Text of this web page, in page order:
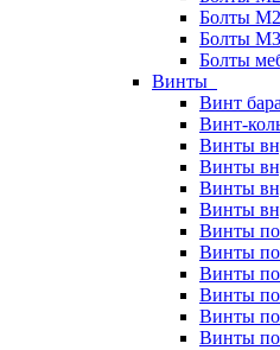
Болты
Болты
Болты
Винты
Винт
Винт-
Винты
Винты
Винты
Винты
Винты
Винты
Винты
Винты
Винты
Винты